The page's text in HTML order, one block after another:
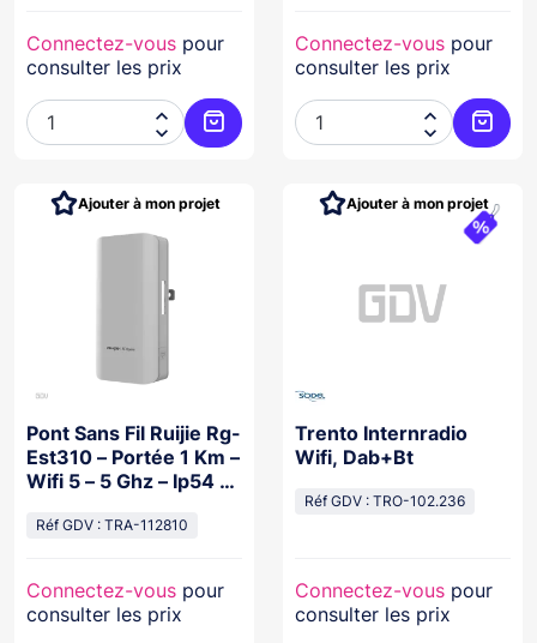
Connectez-vous pour
consulter les prix


Ajouter au panier
Connectez-vous pour
consulter les prix


Pont Sans Fil Ruijie Rg-
Est310 – Portée 1 Km –
Wifi 5 – 5 Ghz – Ip54 –
Réf GDV : TRA-112810
Connectez-vous pour
consulter les prix
Ajouter à mon projet
Trento Internradio
Wifi, Dab+Bt
Réf GDV : TRO-102.236
Connectez-vous pour
consulter les prix
Ajouter à mon projet